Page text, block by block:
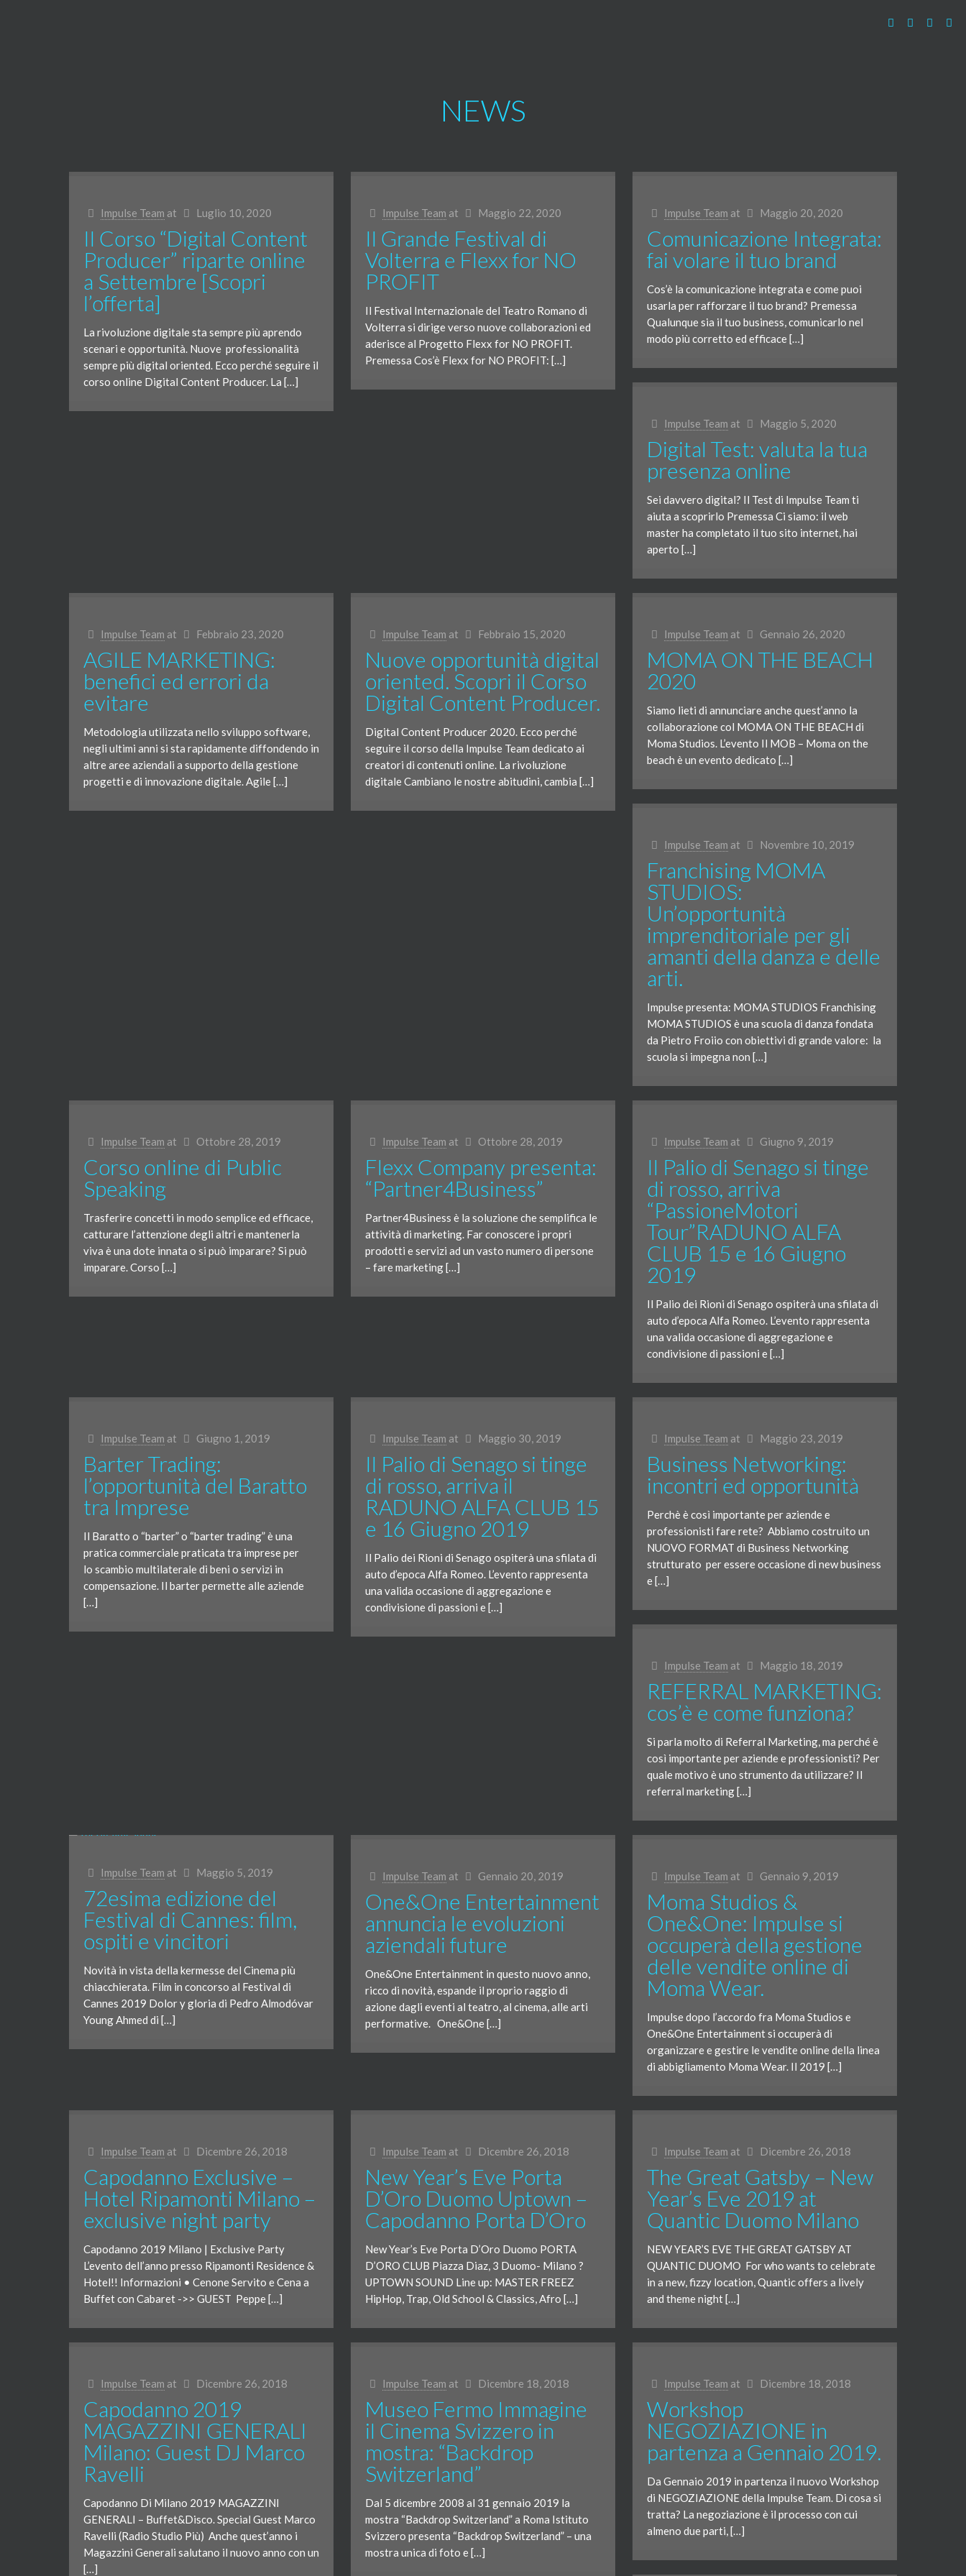
NEWS
Impulse Team at Luglio 10, 2020
Il Corso “Digital Content
Producer” riparte online
a Settembre [Scopri
l’offerta]
La rivoluzione digitale sta sempre più aprendo
scenari e opportunità. Nuove professionalità
sempre più digital oriented. Ecco perché seguire il
corso online Digital Content Producer. La […]
Impulse Team at Maggio 22, 2020
Il Grande Festival di
Volterra e Flexx for NO
PROFIT
Il Festival Internazionale del Teatro Romano di
Volterra si dirige verso nuove collaborazioni ed
aderisce al Progetto Flexx for NO PROFIT.
Premessa Cos’è Flexx for NO PROFIT: […]
Impulse Team at Maggio 20, 2020
Comunicazione Integrata:
fai volare il tuo brand
Cos’è la comunicazione integrata e come puoi
usarla per rafforzare il tuo brand? Premessa
Qualunque sia il tuo business, comunicarlo nel
modo più corretto ed efficace […]
Impulse Team at Maggio 5, 2020
Digital Test: valuta la tua
presenza online
Sei davvero digital? Il Test di Impulse Team ti
aiuta a scoprirlo Premessa Ci siamo: il web
master ha completato il tuo sito internet, hai
aperto […]
Impulse Team at Febbraio 23, 2020
AGILE MARKETING:
benefici ed errori da
evitare
Metodologia utilizzata nello sviluppo software,
negli ultimi anni si sta rapidamente diffondendo in
altre aree aziendali a supporto della gestione
progetti e di innovazione digitale. Agile […]
Impulse Team at Febbraio 15, 2020
Nuove opportunità digital
oriented. Scopri il Corso
Digital Content Producer.
Digital Content Producer 2020. Ecco perché
seguire il corso della Impulse Team dedicato ai
creatori di contenuti online. La rivoluzione
digitale Cambiano le nostre abitudini, cambia […]
Impulse Team at Gennaio 26, 2020
MOMA ON THE BEACH
2020
Siamo lieti di annunciare anche quest’anno la
collaborazione col MOMA ON THE BEACH di
Moma Studios. L’evento Il MOB – Moma on the
beach è un evento dedicato […]
Impulse Team at Novembre 10, 2019
Franchising MOMA
STUDIOS:
Un’opportunità
imprenditoriale per gli
amanti della danza e delle
arti.
Impulse presenta: MOMA STUDIOS Franchising
MOMA STUDIOS è una scuola di danza fondata
da Pietro Froiio con obiettivi di grande valore: la
scuola si impegna non […]
Impulse Team at Ottobre 28, 2019
Corso online di Public
Speaking
Trasferire concetti in modo semplice ed efficace,
catturare l’attenzione degli altri e mantenerla
viva è una dote innata o si può imparare? Si può
imparare. Corso […]
Impulse Team at Ottobre 28, 2019
Flexx Company presenta:
“Partner4Business”
Partner4Business è la soluzione che semplifica le
attività di marketing. Far conoscere i propri
prodotti e servizi ad un vasto numero di persone
– fare marketing […]
Impulse Team at Giugno 9, 2019
Il Palio di Senago si tinge
di rosso, arriva
“PassioneMotori
Tour”RADUNO ALFA
CLUB 15 e 16 Giugno
2019
Il Palio dei Rioni di Senago ospiterà una sfilata di
auto d’epoca Alfa Romeo. L’evento rappresenta
una valida occasione di aggregazione e
condivisione di passioni e […]
Impulse Team at Giugno 1, 2019
Barter Trading:
l’opportunità del Baratto
tra Imprese
Il Baratto o “barter” o “barter trading” è una
pratica commerciale praticata tra imprese per
lo scambio multilaterale di beni o servizi in
compensazione. Il barter permette alle aziende
[…]
Impulse Team at Maggio 30, 2019
Il Palio di Senago si tinge
di rosso, arriva il
RADUNO ALFA CLUB 15
e 16 Giugno 2019
Il Palio dei Rioni di Senago ospiterà una sfilata di
auto d’epoca Alfa Romeo. L’evento rappresenta
una valida occasione di aggregazione e
condivisione di passioni e […]
Impulse Team at Maggio 23, 2019
Business Networking:
incontri ed opportunità
Perchè è così importante per aziende e
professionisti fare rete? Abbiamo costruito un
NUOVO FORMAT di Business Networking
strutturato per essere occasione di new business
e […]
Impulse Team at Maggio 18, 2019
REFERRAL MARKETING:
cos’è e come funziona?
Si parla molto di Referral Marketing, ma perché è
così importante per aziende e professionisti? Per
quale motivo è uno strumento da utilizzare? Il
referral marketing […]
Impulse Team at Maggio 5, 2019
72esima edizione del
Festival di Cannes: film,
ospiti e vincitori
Novità in vista della kermesse del Cinema più
chiacchierata. Film in concorso al Festival di
Cannes 2019 Dolor y gloria di Pedro Almodóvar
Young Ahmed di […]
Impulse Team at Gennaio 20, 2019
One&One Entertainment
annuncia le evoluzioni
aziendali future
One&One Entertainment in questo nuovo anno,
ricco di novità, espande il proprio raggio di
azione dagli eventi al teatro, al cinema, alle arti
performative. One&One […]
Impulse Team at Gennaio 9, 2019
Moma Studios &
One&One: Impulse si
occuperà della gestione
delle vendite online di
Moma Wear.
Impulse dopo l’accordo fra Moma Studios e
One&One Entertainment si occuperà di
organizzare e gestire le vendite online della linea
di abbigliamento Moma Wear. Il 2019 […]
Impulse Team at Dicembre 26, 2018
Capodanno Exclusive –
Hotel Ripamonti Milano –
exclusive night party
Capodanno 2019 Milano | Exclusive Party
L’evento dell’anno presso Ripamonti Residence &
Hotel!! Informazioni • Cenone Servito e Cena a
Buffet con Cabaret ->> GUEST Peppe […]
Impulse Team at Dicembre 26, 2018
New Year’s Eve Porta
D’Oro Duomo Uptown –
Capodanno Porta D’Oro
New Year’s Eve Porta D’Oro Duomo PORTA
D’ORO CLUB Piazza Diaz, 3 Duomo- Milano ?
UPTOWN SOUND Line up: MASTER FREEZ
HipHop, Trap, Old School & Classics, Afro […]
Impulse Team at Dicembre 26, 2018
The Great Gatsby – New
Year’s Eve 2019 at
Quantic Duomo Milano
NEW YEAR’S EVE THE GREAT GATSBY AT
QUANTIC DUOMO For who wants to celebrate
in a new, fizzy location, Quantic offers a lively
and theme night […]
Impulse Team at Dicembre 26, 2018
Capodanno 2019
MAGAZZINI GENERALI
Milano: Guest DJ Marco
Ravelli
Capodanno Di Milano 2019 MAGAZZINI
GENERALI – Buffet&Disco. Special Guest Marco
Ravelli (Radio Studio Più) Anche quest’anno i
Magazzini Generali salutano il nuovo anno con un
[…]
Impulse Team at Dicembre 18, 2018
Museo Fermo Immagine
il Cinema Svizzero in
mostra: “Backdrop
Switzerland”
Dal 5 dicembre 2008 al 31 gennaio 2019 la
mostra “Backdrop Switzerland” a Roma Istituto
Svizzero presenta “Backdrop Switzerland” – una
mostra unica di foto e […]
Impulse Team at Dicembre 18, 2018
Workshop
NEGOZIAZIONE in
partenza a Gennaio 2019.
Da Gennaio 2019 in partenza il nuovo Workshop
di NEGOZIAZIONE della Impulse Team. Di cosa si
tratta? La negoziazione è il processo con cui
almeno due parti, […]